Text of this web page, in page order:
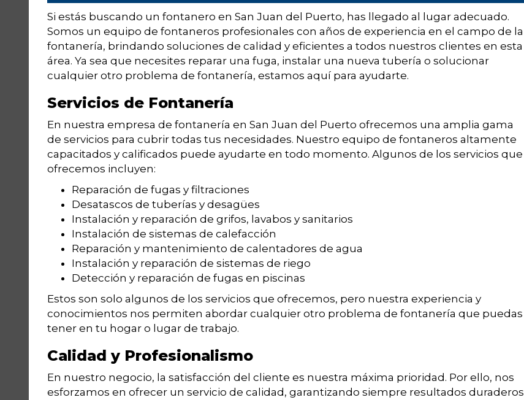
Si estás buscando un fontanero en San Juan del Puerto, has llegado al lugar adecuado.
Somos un equipo de fontaneros profesionales con años de experiencia en el campo de la
fontanería, brindando soluciones de calidad y eficientes a todos nuestros clientes en esta
área. Ya sea que necesites reparar una fuga, instalar una nueva tubería o solucionar
cualquier otro problema de fontanería, estamos aquí para ayudarte.
Servicios de Fontanería
En nuestra empresa de fontanería en San Juan del Puerto ofrecemos una amplia gama
de servicios para cubrir todas tus necesidades. Nuestro equipo de fontaneros altamente
capacitados y calificados puede ayudarte en todo momento. Algunos de los servicios que
ofrecemos incluyen:
Reparación de fugas y filtraciones
Desatascos de tuberías y desagües
Instalación y reparación de grifos, lavabos y sanitarios
Instalación de sistemas de calefacción
Reparación y mantenimiento de calentadores de agua
Instalación y reparación de sistemas de riego
Detección y reparación de fugas en piscinas
Estos son solo algunos de los servicios que ofrecemos, pero nuestra experiencia y
conocimientos nos permiten abordar cualquier otro problema de fontanería que puedas
tener en tu hogar o lugar de trabajo.
Calidad y Profesionalismo
En nuestro negocio, la satisfacción del cliente es nuestra máxima prioridad. Por ello, nos
esforzamos en ofrecer un servicio de calidad, garantizando siempre resultados duraderos